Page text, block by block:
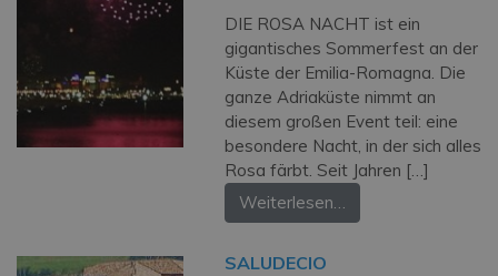
DIE ROSA NACHT ist ein
gigantisches Sommerfest an der
Küste der Emilia-Romagna. Die
ganze Adriaküste nimmt an
diesem großen Event teil: eine
besondere Nacht, in der sich alles
Rosa färbt. Seit Jahren […]
Weiterlesen…
SALUDECIO